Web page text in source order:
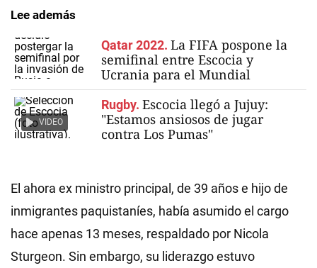
Lee además
Qatar 2022. La FIFA pospone la
semifinal entre Escocia y
Ucrania para el Mundial
VIDEO
Rugby. Escocia llegó a Jujuy:
"Estamos ansiosos de jugar
contra Los Pumas"
El ahora ex ministro principal, de 39 años e hijo de
inmigrantes paquistaníes, había asumido el cargo
hace apenas 13 meses, respaldado por Nicola
Sturgeon. Sin embargo, su liderazgo estuvo